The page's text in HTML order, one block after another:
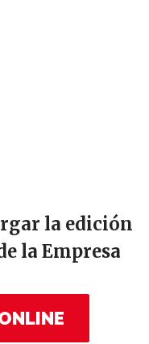
la edición
la Empresa